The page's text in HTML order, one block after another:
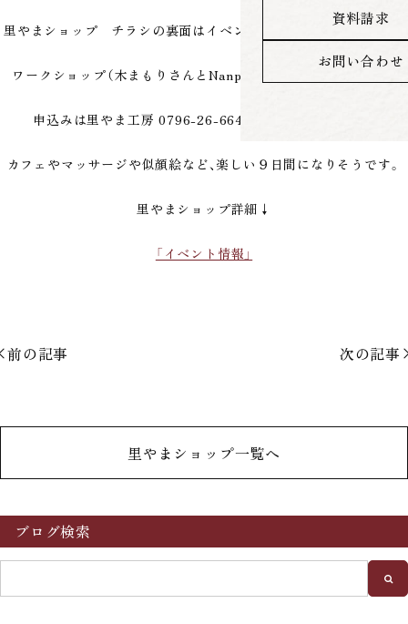
資料請求
お問い合わせ
里やまショップ チラシの裏面はイベントとワークショップ情報。
ワークショップ（木まもりさんとNanpeiさん）は予約制ですので
申込みは里やま工房 0796-26-6644 までお電話下さい。
カフェやマッサージや似顔絵など、楽しい９日間になりそうです。
里やまショップ詳細↓
「イベント情報」
前の記事 次の記事
里やまショップ一覧へ
ブログ検索